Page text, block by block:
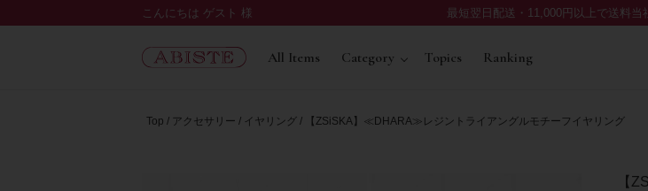
こんにちは ゲスト 様 最短翌日配送・11,000円以上で送料当
All Items Category Topics Ranking
Top アクセサリー イヤリング 【ZSiSKA】≪DHARA≫レジントライアングルモチーフイヤリング
【